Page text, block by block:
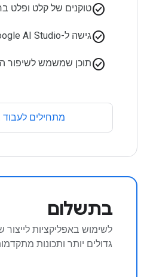
check_circleטוקנים של קלט ופלט
check_circleגישה ל-Google AI Studio
check_circleתוכן שמשמש לשיפור
מתחילים
בתשלום
לשימוש באפליקציות
גדולים יותר ותכונות